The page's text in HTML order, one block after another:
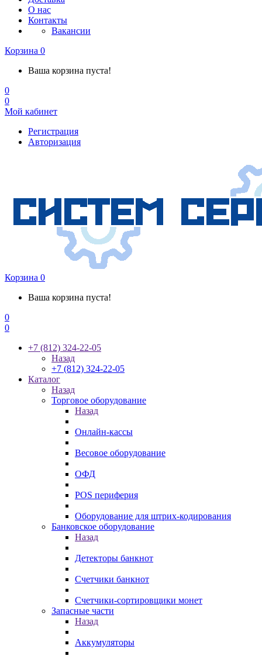
О нас
Контакты
Вакансии
Корзина 0
Ваша корзина пуста!
0
0
Мой кабинет
Регистрация
Авторизация
Корзина 0
Ваша корзина пуста!
0
0
+7 (812) 324-22-05
Назад
+7 (812) 324-22-05
Каталог
Назад
Торговое оборудование
Назад
Онлайн-кассы
Весовое оборудование
ОФД
POS периферия
Оборудование для штрих-кодирования
Банковское оборудование
Назад
Детекторы банкнот
Счетчики банкнот
Счетчики-сортировщики монет
Запасные части
Назад
Аккумуляторы